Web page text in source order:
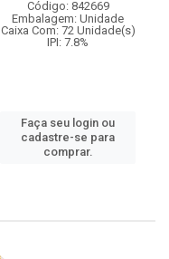
Código: 842669
Embalagem: Unidade
Caixa Com: 72 Unidade(s)
IPI: 7.8%
Faça seu login ou
cadastre-se para
comprar.